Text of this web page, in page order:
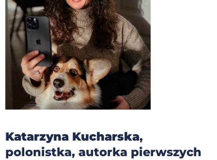
Katarzyna Kucharska,
polonistka, autorka pierwszych